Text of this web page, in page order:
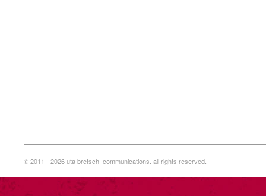
© 2011 - 2026 uta bretsch_communications. all rights reserved.